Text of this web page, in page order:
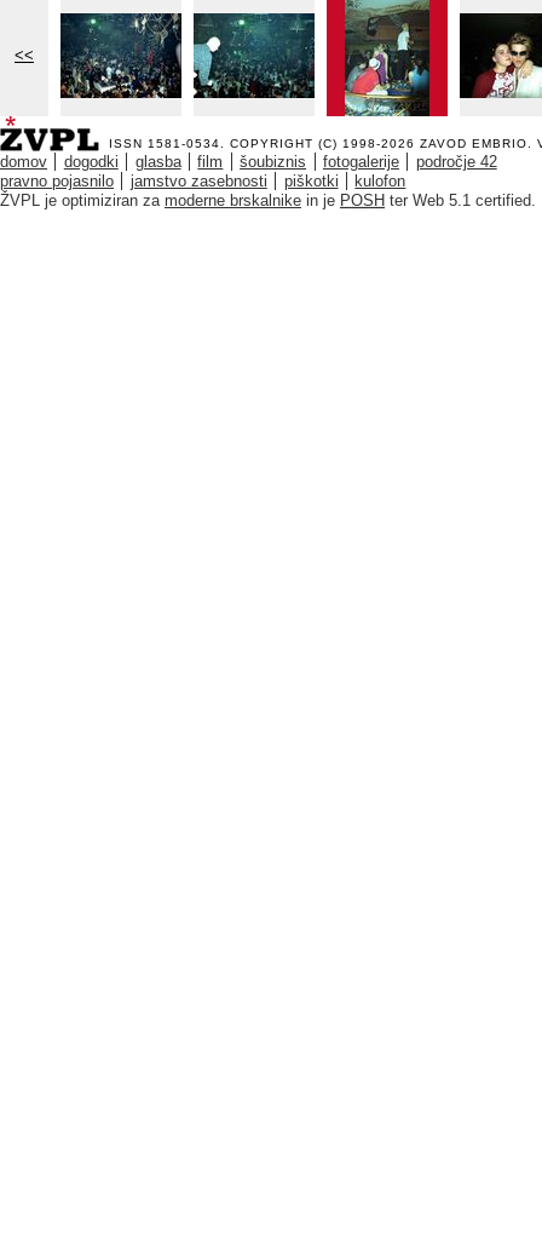
<<
ISSN 1581-0534. COPYRIGHT (C) 1998-2026 ZAVOD EMBRIO .
domov dogodki glasba film šoubiznis fotogalerije
področje 42
pravno pojasnilo
jamstvo zasebnosti piškotki
kulofon
ŽVPL je optimiziran za moderne brskalnike in je POSH ter Web 5.1 certified.